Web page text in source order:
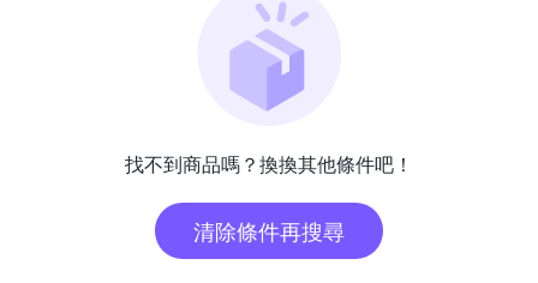
找不到商品嗎？換換其他條件吧！
清除條件再搜尋